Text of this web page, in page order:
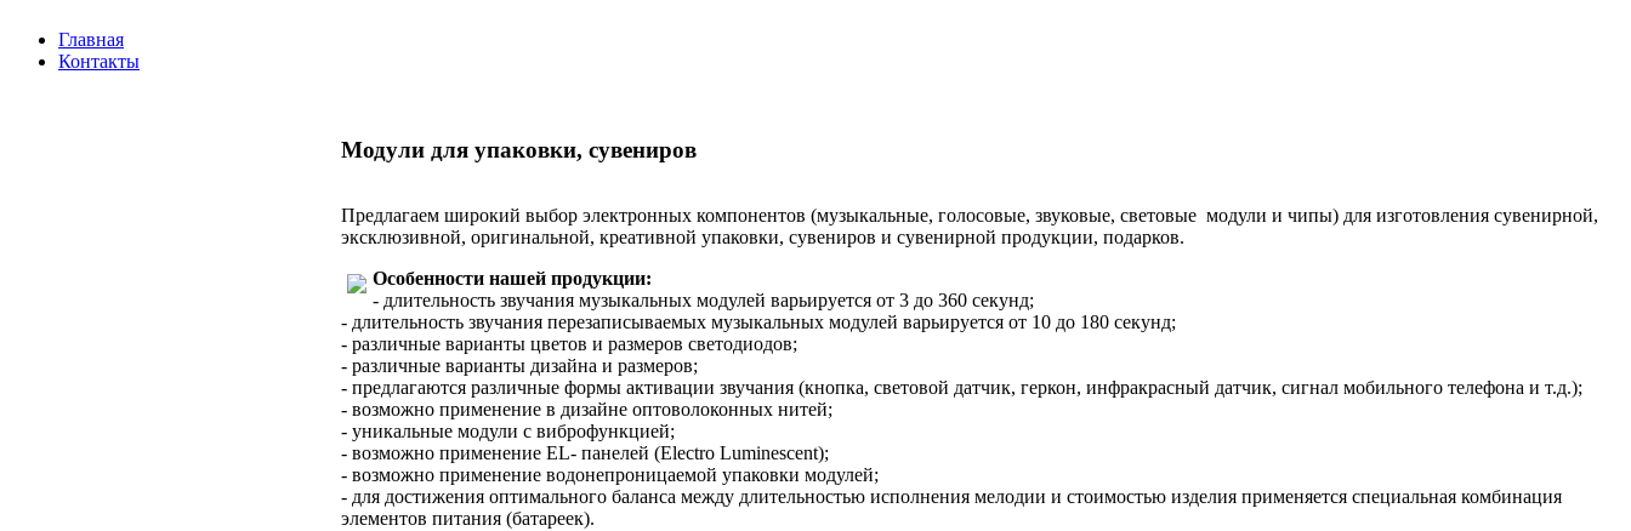
Главная
Контакты
Модули для упаковки, сувениров
Предлагаем широкий выбор электронных компонентов (музыкальные, голосовые, звуковые, световые модули и чипы) для изготовления сувенирной,
эксклюзивной, оригинальной, креативной упаковки, сувениров и сувенирной продукции, подарков.
Особенности нашей продукции:
- длительность звучания музыкальных модулей варьируется от 3 до 360 секунд;
- длительность звучания перезаписываемых музыкальных модулей варьируется от 10 до 180 секунд;
- различные варианты цветов и размеров светодиодов;
- различные варианты дизайна и размеров;
- предлагаются различные формы активации звучания (кнопка, световой датчик, геркон, инфракрасный датчик, сигнал мобильного телефона и т.д.);
- возможно применение в дизайне оптоволоконных нитей;
- уникальные модули с виброфункцией;
- возможно применение EL- панелей (Electro Luminescent);
- возможно применение водонепроницаемой упаковки модулей;
- для достижения оптимального баланса между длительностью исполнения мелодии и стоимостью изделия применяется специальная комбинация
элементов питания (батареек).